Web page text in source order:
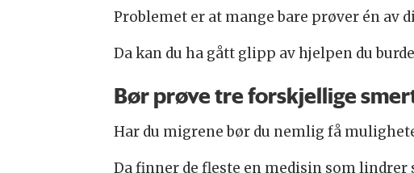
Problemet er at mange bare prøver én av
Da kan du ha gått glipp av hjelpen du
Bør prøve tre forskjellige
Har du migrene bør du nemlig få
Da finner de fleste en medisin som lindrer